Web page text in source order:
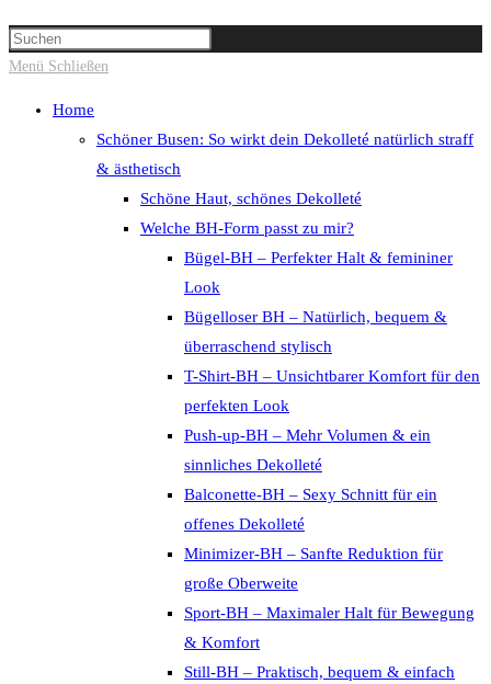
Suche
umschalten
the
panel.
Menü Schließen
Home
Schöner Busen: So wirkt dein Dekolleté natürlich straff
& ästhetisch
Schöne Haut, schönes Dekolleté
Welche BH-Form passt zu mir?
Bügel-BH – Perfekter Halt & femininer
Look
Bügelloser BH – Natürlich, bequem &
überraschend stylisch
T-Shirt-BH – Unsichtbarer Komfort für den
perfekten Look
Push-up-BH – Mehr Volumen & ein
sinnliches Dekolleté
Balconette-BH – Sexy Schnitt für ein
offenes Dekolleté
Minimizer-BH – Sanfte Reduktion für
große Oberweite
Sport-BH – Maximaler Halt für Bewegung
& Komfort
Still-BH – Praktisch, bequem & einfach